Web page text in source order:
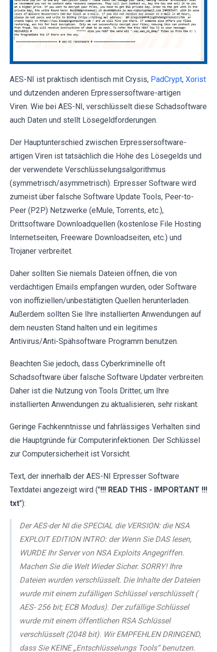
AES-NI ist praktisch identisch mit Crysis, PadCrypt, Xorist
und dutzenden anderen Erpressersoftware-artigen
Viren. Wie bei AES-NI, verschlüsselt diese Schadsoftware
auch Daten und stellt Lösegeldforderungen.
Der Hauptunterschied zwischen Erpressersoftware-
artigen Viren ist tatsächlich die Höhe des Lösegelds und
der verwendete Verschlüsselungsalgorithmus
(symmetrisch/asymmetrisch). Erpresser Software wird
zumeist über falsche Software Update Tools, Peer-to-
Peer (P2P) Netzwerke (eMule, Torrents, etc.),
Drittsoftware Downloadquellen (kostenlose File Hosting
Internetseiten, Freeware Downloadseiten, etc.) und
Trojaner verbreitet.
Daher sollten Sie niemals Dateien öffnen, die von
verdächtigen Emails empfangen wurden, oder Software
von inoffiziellen/unbestätigten Quellen herunterladen.
Außerdem sollten Sie Ihre installierten Anwendungen auf
dem neusten Stand halten und ein legitimes
Antivirus/Anti-Spähsoftware Programm benutzen.
Beachten Sie jedoch, dass Cyberkriminelle oft
Schadsoftware über falsche Software Updater verbreiten.
Daher ist die Nutzung von Tools Dritter, um Ihre
installierten Anwendungen zu aktualisieren, sehr riskant.
Geringe Fachkenntnisse und fahrlässiges Verhalten sind
die Hauptgründe für Computerinfektionen. Der Schlüssel
zur Computersicherheit ist Vorsicht.
Text, der innerhalb der AES-NI Erpresser Software
Textdatei angezeigt wird ("!!! READ THIS - IMPORTANT !!!
txt"):
Der AES-der NI die SPECIAL die VERSION: die NSA
EXPLOIT EDITION INTRO: der Wenn Sie DAS lesen,
WURDE Ihr Server von NSA Exploits Angegriffen.
Machen Sie die Welt Wieder Sicher. SORRY! Ihre
Dateien wurden verschlüsselt. Die Inhalte der Dateien
wurde mit einem zufälligen Schlüssel verschlüsselt (
AES- 256 bit; ECB Modus). Der zufällige Schlüssel
wurde mit einem öffentlichen RSA Schlüssel
verschlüsselt (2048 bit). Wir EMPFEHLEN DRINGEND,
dass Sie KEINE „Entschlüsselungs Tools“ benutzen.